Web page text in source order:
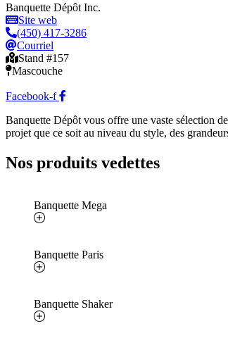
Banquette Dépôt Inc.
Site web
(450) 417-3286
Courriel
Stand #157
Mascouche
Facebook-f
Banquette Dépôt vous offre une vaste sélection
projet que ce soit au niveau du style, des
Nos produits vedettes
Banquette Mega
Banquette Paris
Banquette Shaker